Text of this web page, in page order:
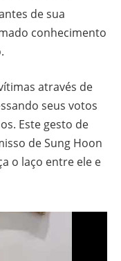
de sua
conhecimento
através de
seus votos
Este gesto de
de Sung Hoon
o laço entre ele e